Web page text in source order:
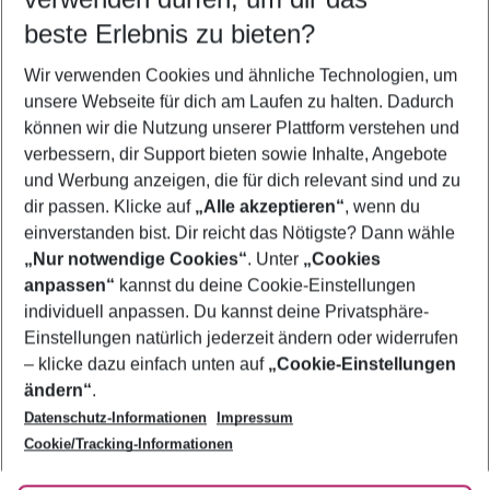
5-8 Nächte
2 Erwachsene Keine Kinder
Mehr Filter anzeigen
Footer
Footer navigation
Über uns
AGB
Bestpreisgarantie
Cookie-Einstellungen ändern
Cookie-Richtlinie
Agenturbetreuung
Barrierefreies Reisen
Folge uns
beste Erlebnis zu bieten?
Wir verwenden Cookies und ähnliche Technologien, um
unsere Webseite für dich am Laufen zu halten. Dadurch
können wir die Nutzung unserer Plattform verstehen und
verbessern, dir Support bieten sowie Inhalte, Angebote
und Werbung anzeigen, die für dich relevant sind und zu
dir passen. Klicke auf „Alle akzeptieren“, wenn du
einverstanden bist. Dir reicht das Nötigste? Dann wähle
„Nur notwendige Cookies“. Unter „Cookies
anpassen“ kannst du deine Cookie-Einstellungen
individuell anpassen. Du kannst deine Privatsphäre-
Einstellungen natürlich jederzeit ändern oder widerrufen
– klicke dazu einfach unten auf „Cookie-Einstellungen
ändern“.
Datenschutz-Informationen
Impressum
Cookie/Tracking-Informationen